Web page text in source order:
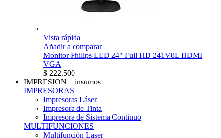
Vista rápida
Añadir a comparar
Monitor Philips LED 24" Full HD 241V8L HDMI
VGA
$ 222.500
IMPRESION + insumos
IMPRESORAS
Impresoras Láser
Impresora de Tinta
Impresora de Sistema Continuo
MULTIFUNCIONES
Multifunción Laser